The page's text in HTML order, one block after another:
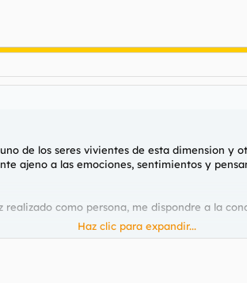
de los seres vivientes de esta dimension y
ajeno a las emociones, sentimientos y
como persona, me dispondre a la
Haz clic para expandir...